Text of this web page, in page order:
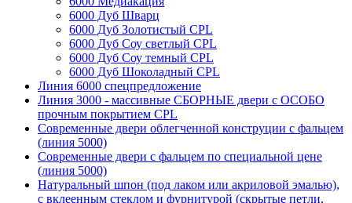
6000 Дуб Шварц
6000 Дуб Золотистый CPL
6000 Дуб Соу светлый CPL
6000 Дуб Соу темный CPL
6000 Дуб Шоколадный CPL
Линия 6000 спецпредложение
Линия 3000 - массивные СБОРНЫЕ двери с ОСОБО
прочным покрытием CPL
Современные двери облегченной конструции с фальцем
(линия 5000)
Современные двери с фальцем по специальной цене
(линия 5000)
Натуральный шпон (под лаком или акриловой эмалью),
с вклеенным стеклом и фурнитурой (скрытые петли,